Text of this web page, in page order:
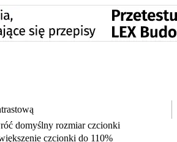
w nowej karcie
domyślny rozmiar czcionki
czcionki do 110%